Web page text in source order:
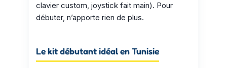
clavier custom, joystick fait main). Pour
débuter, n’apporte rien de plus.
Le kit débutant idéal en Tunisie